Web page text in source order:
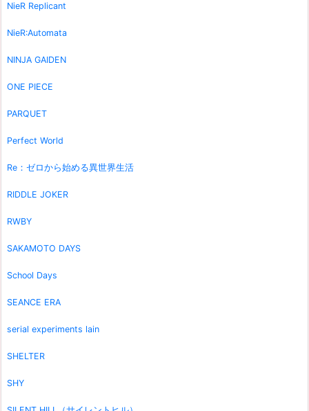
NieR Replicant
NieR:Automata
NINJA GAIDEN
ONE PIECE
PARQUET
Perfect World
Re：ゼロから始める異世界生活
RIDDLE JOKER
RWBY
SAKAMOTO DAYS
School Days
SEANCE ERA
serial experiments lain
SHELTER
SHY